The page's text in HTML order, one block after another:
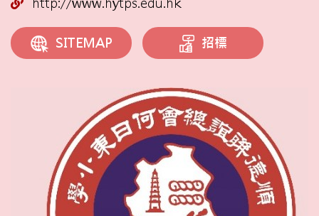
SITEMAP 招標